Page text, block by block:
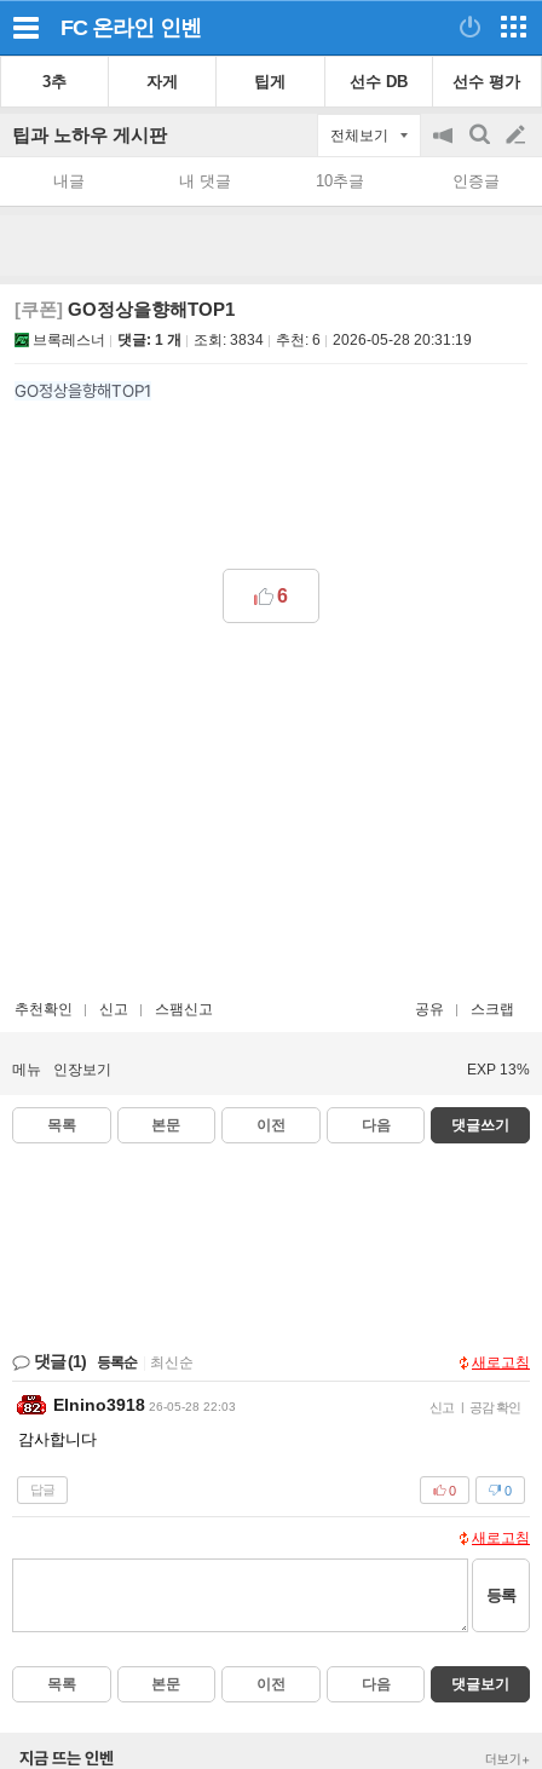
FC 온라인 인벤
3추 자게 팁게 선수 DB 선수 평가
팁과 노하우 게시판 전체보기
공
on/off
검
색
글
쓰
내글 내 댓글 10추글 인증글
[쿠폰] GO정상을향해TOP1
브록레스너 댓글: 1 개 조회: 3834 추천: 6 2026-05-28 20:31:19
GO정상을향해TOP1
6
추천확인 신고 스팸신고 공유 스크랩
메뉴 인장보기 EXP 13%
목록 본문 이전 다음 댓글쓰기
댓글(1) 등록순 최신순 새로고침
Elnino3918 26-05-28 22:03 신고 | 공감 확인
감사합니다
답글 0
0
새로고침
등록
목록 본문 이전 다음 댓글보기
지금 뜨는 인벤 더보기+